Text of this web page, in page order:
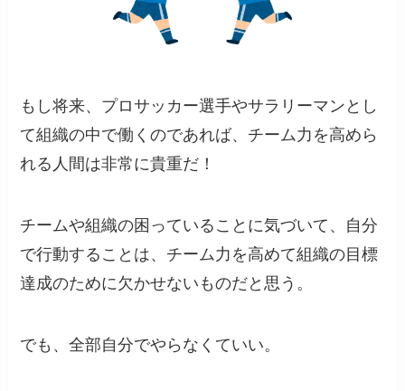
もし将来、プロサッカー選手やサラリーマンとし
て組織の中で働くのであれば、チーム力を高めら
れる人間は非常に貴重だ！
チームや組織の困っていることに気づいて、自分
で行動することは、チーム力を高めて組織の目標
達成のために欠かせないものだと思う。
でも、全部自分でやらなくていい。